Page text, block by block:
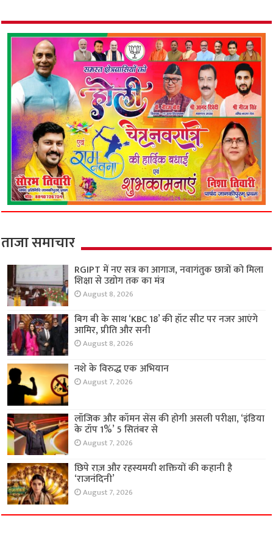
ताजा समाचार
RGIPT में नए सत्र का आगाज, नवागंतुक छात्रों को मिला
शिक्षा से उद्योग तक का मंत्र
August 8, 2026
बिग बी के साथ ‘KBC 18’ की हॉट सीट पर नजर आएंगे
आमिर, प्रीति और सनी
August 8, 2026
नशे के विरुद्ध एक अभियान
August 7, 2026
लॉजिक और कॉमन सेंस की होगी असली परीक्षा, ‘इंडिया
के टॉप 1%’ 5 सितंबर से
August 7, 2026
छिपे राज़ और रहस्यमयी शक्तियों की कहानी है
‘राजनंदिनी’
August 7, 2026